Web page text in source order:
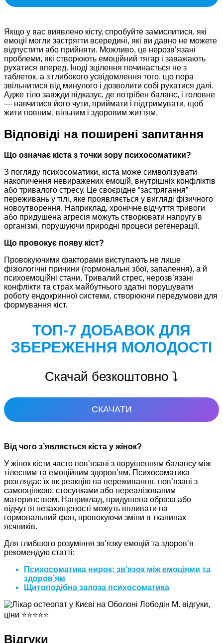
Якщо у вас виявлено кісту, спробуйте замислитися, які
емоції могли застрягти всередині, які ви давно не можете
відпустити або прийняти. Можливо, це нерозв’язані
проблеми, які створюють емоційний тягар і заважають
рухатися вперед. Іноді зцілення починається не з
таблеток, а з глибокого усвідомлення того, що пора
звільнитися від минулого і дозволити собі рухатися далі.
Адже тіло завжди підказує, де потрібен баланс, і головне
— навчитися його чути, приймати і підтримувати, щоб
жити повним, вільним і здоровим життям.
Відповіді на поширені запитання
Що означає кіста з точки зору психосоматики?
З погляду психосоматики, кіста може символізувати
накопичення невиражених емоцій, внутрішніх конфліктів
або тривалого стресу. Це своєрідне “застрягання”
переживань у тілі, яке проявляється у вигляді фізичного
новоутворення. Наприклад, хронічне відчуття тривоги
або придушена агресія можуть створювати напругу в
організмі, порушуючи природні процеси регенерації.
Що провокує появу кіст?
Провокуючими факторами виступають не лише
фізіологічні причини (гормональні збої, запалення), а й
психоемоційні стани. Тривалий стрес, нерозв’язані
конфлікти та страх майбутнього здатні порушувати
роботу ендокринної системи, створюючи передумови для
формування кіст.
ТОП-7 ДОБАВОК ДЛЯ
ЗБЕРЕЖЕННЯ МОЛОДОСТІ
Скачай безкоштовно ⤵️
СКАЧАТИ
Від чого з’являється кіста у жінок?
У жінок кісти часто пов’язані з порушенням балансу між
тілесним та емоційним здоров’ям. Психосоматика
розглядає їх як реакцію на переживання, пов’язані з
самооцінкою, стосунками або нереалізованим
материнством. Наприклад, придушена образа або
відчуття незахищеності можуть впливати на
гормональний фон, провокуючи зміни в тканинах
яєчників.
Для глибшого розуміння зв’язку емоцій та здоров’я
рекомендую статті:
Психосоматика нирок: зв’язок між емоціями та
здоров’ям
Щитоподібна залоза психосоматика
Відгуки